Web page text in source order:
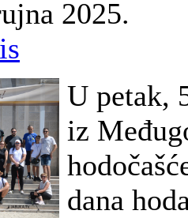
2025.
U petak,
iz
dana